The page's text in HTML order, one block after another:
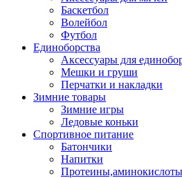
Баскетбол
Волейбол
Футбол
Единоборства
Аксессуары для
Мешки и груши
Перчатки и накладки
Зимние товары
Зимние игры
Ледовые коньки
Спортивное питание
Батончики
Напитки